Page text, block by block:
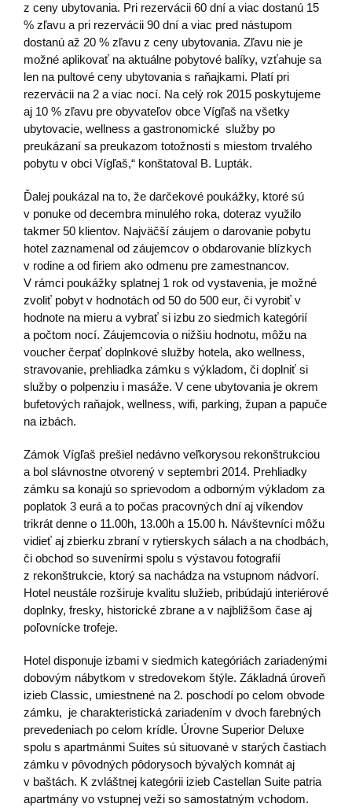
z ceny ubytovania. Pri rezervácii 60 dní a viac dostanú 15
% zľavu a pri rezervácii 90 dní a viac pred nástupom
dostanú až 20 % zľavu z ceny ubytovania. Zľavu nie je
možné aplikovať na aktuálne pobytové balíky, vzťahuje sa
len na pultové ceny ubytovania s raňajkami. Platí pri
rezervácii na 2 a viac nocí. Na celý rok 2015 poskytujeme
aj 10 % zľavu pre obyvateľov obce Vígľaš na všetky
ubytovacie, wellness a gastronomické služby po
preukázaní sa preukazom totožnosti s miestom trvalého
pobytu v obci Vígľaš,“ konštatoval B. Lupták.
Ďalej poukázal na to, že darčekové poukážky, ktoré sú
v ponuke od decembra minulého roka, doteraz využilo
takmer 50 klientov. Najväčší záujem o darovanie pobytu
hotel zaznamenal od záujemcov o obdarovanie blízkych
v rodine a od firiem ako odmenu pre zamestnancov.
V rámci poukážky splatnej 1 rok od vystavenia, je možné
zvoliť pobyt v hodnotách od 50 do 500 eur, či vyrobiť v
hodnote na mieru a vybrať si izbu zo siedmich kategórií
a počtom nocí. Záujemcovia o nižšiu hodnotu, môžu na
voucher čerpať doplnkové služby hotela, ako wellness,
stravovanie, prehliadka zámku s výkladom, či doplniť si
služby o polpenziu i masáže. V cene ubytovania je okrem
bufetových raňajok, wellness, wifi, parking, župan a papuče
na izbách.
Zámok Vígľaš prešiel nedávno veľkorysou rekonštrukciou
a bol slávnostne otvorený v septembri 2014. Prehliadky
zámku sa konajú so sprievodom a odborným výkladom za
poplatok 3 eurá a to počas pracovných dní aj víkendov
trikrát denne o 11.00h, 13.00h a 15.00 h. Návštevníci môžu
vidieť aj zbierku zbraní v rytierskych sálach a na chodbách,
či obchod so suvenírmi spolu s výstavou fotografií
z rekonštrukcie, ktorý sa nachádza na vstupnom nádvorí.
Hotel neustále rozširuje kvalitu služieb, pribúdajú interiérové
doplnky, fresky, historické zbrane a v najbližšom čase aj
poľovnícke trofeje.
Hotel disponuje izbami v siedmich kategóriách zariadenými
dobovým nábytkom v stredovekom štýle. Základná úroveň
izieb Classic, umiestnené na 2. poschodí po celom obvode
zámku, je charakteristická zariadením v dvoch farebných
prevedeniach po celom krídle. Úrovne Superior Deluxe
spolu s apartmánmi Suites sú situované v starých častiach
zámku v pôvodných pôdorysoch bývalých komnát aj
v baštách. K zvláštnej kategórii izieb Castellan Suite patria
apartmány vo vstupnej veži so samostatným vchodom.